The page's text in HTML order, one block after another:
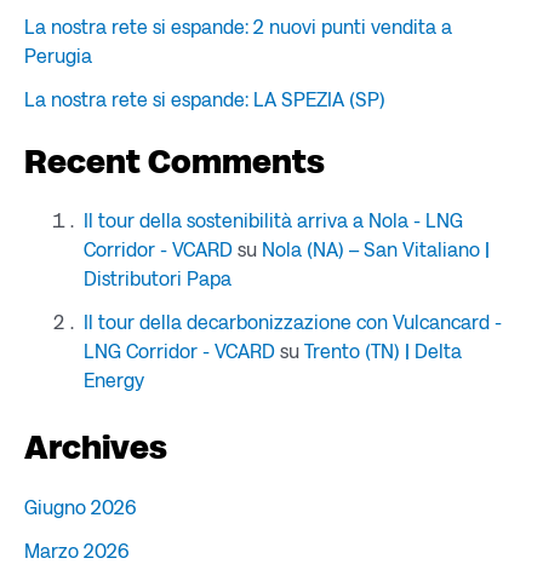
La nostra rete si espande: 2 nuovi punti vendita a
Perugia
La nostra rete si espande: LA SPEZIA (SP)
Recent Comments
Il tour della sostenibilità arriva a Nola - LNG
Corridor - VCARD su Nola (NA) – San Vitaliano |
Distributori Papa
Il tour della decarbonizzazione con Vulcancard -
LNG Corridor - VCARD suTrento (TN) | Delta
Energy
Archives
Giugno 2026
Marzo 2026